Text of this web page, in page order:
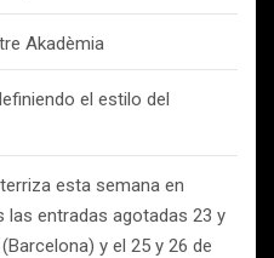
Akadèmia
el estilo del
esta semana en
las entradas agotadas 23 y
y el 25 y 26 de